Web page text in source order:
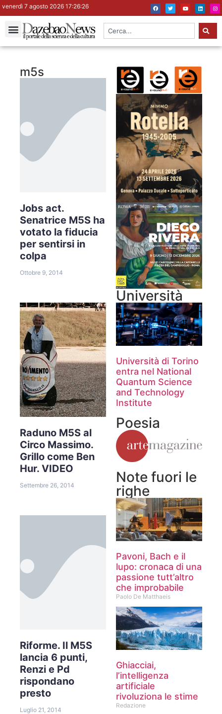
venerdì 7 agosto 2026 17:26:27
m5s
Jobs act.
Senatrice M5S ha
votato la fiducia
per sentirsi in
colpa
Ottobre 9, 2014
Raduno M5S al
Circo Massimo.
Grillo come Ben
Hur. VIDEO
Settembre 26, 2014
Riforme. Il M5S
lancia 6 punti,
Renzi e Pd
rispondano
presto
Luglio 21, 2014
Università
Università di Torino
entra nel National
Quantum Science
and Technology
Institute
Poesia
Note fuori le
righe
Pavoni, Bach e il
lupo: cronaca di una
passione tutt’altro
che improbabile
Paolo De Matthaeis
Ghiacciai,
l’intelligenza
artificiale
rivoluziona le stime
Redazione